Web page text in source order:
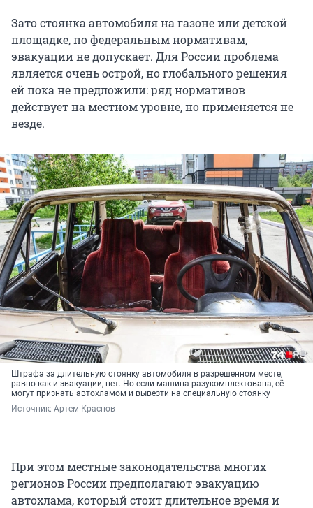
Зато стоянка автомобиля на газоне или детской
площадке, по федеральным нормативам,
эвакуации не допускает. Для России проблема
является очень острой, но глобального решения
ей пока не предложили: ряд нормативов
действует на местном уровне, но применяется не
везде.
Штрафа за длительную стоянку автомобиля в разрешенном месте,
равно как и эвакуации, нет. Но если машина разукомплектована, её
могут признать автохламом и вывезти на специальную стоянку
Источник: Артем Краснов
При этом местные законодательства многих
регионов России предполагают эвакуацию
автохлама, который стоит длительное время и